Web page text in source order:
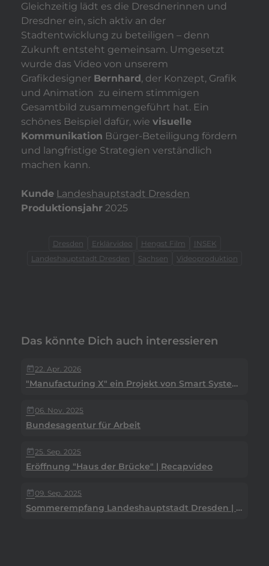
Gleichzeitig lädt es die Dresdnerinnen und
Dresdner ein, sich aktiv an der
Stadtentwicklung zu beteiligen – denn
Zukunft entsteht gemeinsam. Umgesetzt
wurde das Video von unserem
Grafikdesigner Bernhard , der Konzept, Grafik
und Animation zu einem stimmigen
Gesamtbild zusammengeführt hat. Ein
schönes Beispiel dafür, wievisuelle
Kommunikation Bürger-Beteiligung fördern
und langfristige Strategien verständlich
machen kann.
Kunde Landeshauptstadt Dresden
Produktionsjahr 2025
Dresden Erklärvideo Hengst Film
INSEK
Landeshauptstadt Dresden
Sachsen Videoproduktion
Das könnte Dich auch interessieren
today22. Apr. 2026
"Manufacturing X" ein Projekt von Smart Systems Hub
today 06. Nov. 2025
Bundesagentur für Arbeit
today25. Sep. 2025
Eröffnung "Haus der Brücke" | Recapvideo
today 09. Sep. 2025
Sommerempfang Landeshauptstadt Dresden | Eventclip